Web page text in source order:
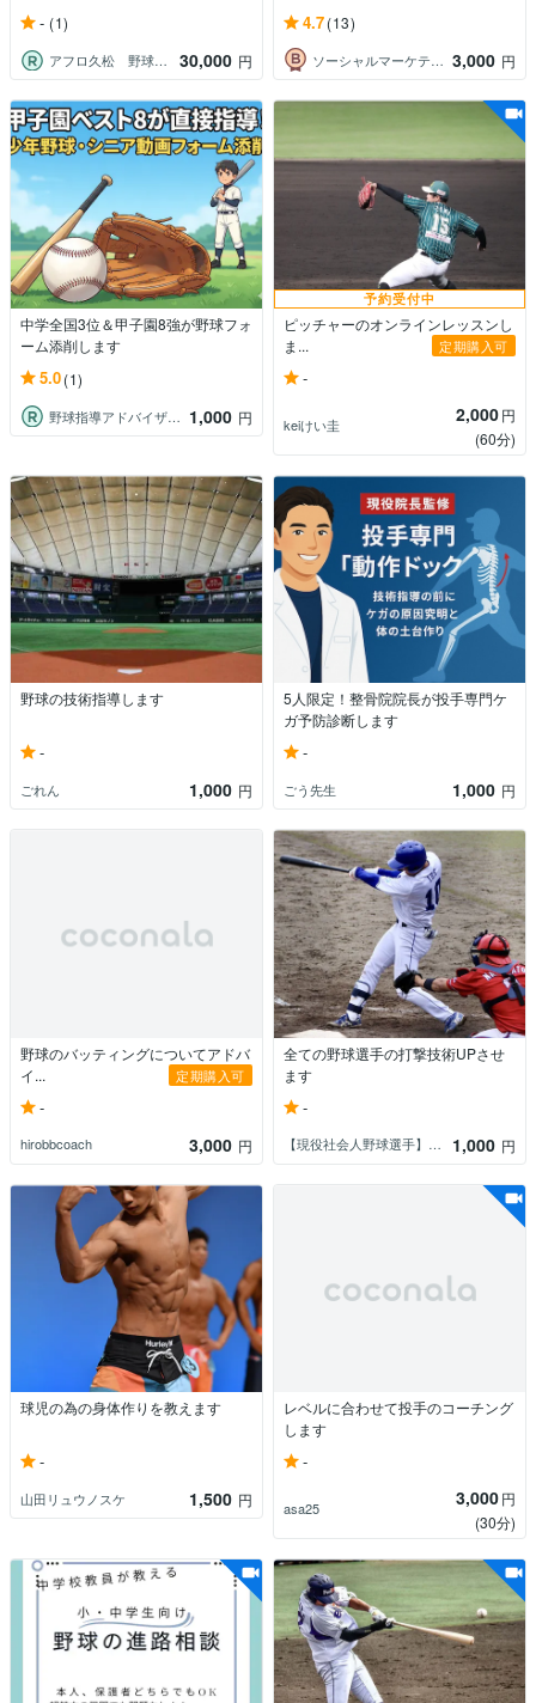
- (1)
アフロ久松 野球専門トレーナー 30,000 円
4.7(13)
ソーシャルマーケティングコンサルタント 3,000 円
中学全国3位＆甲子園8強が野球フォ
ーム添削します
5.0(1)
野球指導アドバイザーM 1,000 円
予約受付中
ピッチャーのオンラインレッスンし
ま...
定期購入可
-
keiけい圭 2,000円
(60分)
野球の技術指導します
-
ごれん 1,000 円
5人限定！整骨院院長が投手専門ケ
ガ予防診断します
-
ごう先生 1,000 円
野球のバッティングについてアドバ
イ...
定期購入可
-
hirobbcoach 3,000 円
全ての野球選手の打撃技術UPさせ
ます
-
【現役社会人野球選手】文武両道専門家 1,000 円
球児の為の身体作りを教えます
-
山田リュウノスケ 1,500 円
レベルに合わせて投手のコーチング
します
-
asa25 3,000円
(30分)